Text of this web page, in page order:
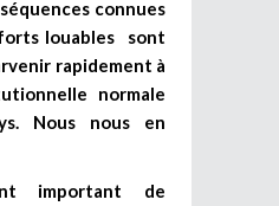
connues
louables sont
rapidement à
normale
Nous nous en
important de